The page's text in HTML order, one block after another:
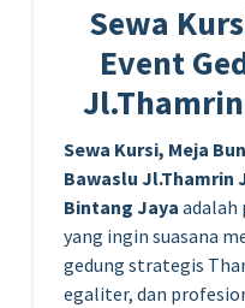
Sewa
Event
Sewa Kursi, Meja
Bawaslu Jl.Thamrin
Bintang Jaya adalah
yang ingin suasana
gedung strategis
egaliter, dan